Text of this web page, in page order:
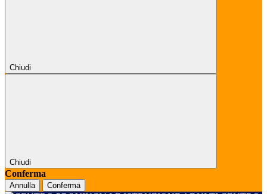
Chiudi
Chiudi
Conferma
Annulla Conferma